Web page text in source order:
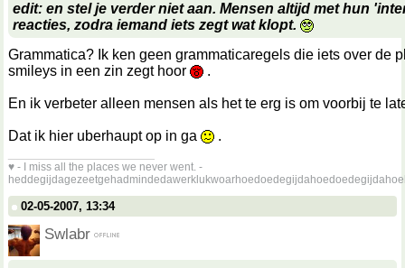
edit: en stel je verder niet aan. Mensen altijd met hun
reacties, zodra iemand iets zegt wat klopt.
Grammatica? Ik ken geen grammaticaregels die iets over de
smileys in een zin zegt hoor
.
En ik verbeter alleen mensen als het te erg is om voorbij te
Dat ik hier uberhaupt op in ga
.
♥ - I miss all the places we never went. -
02-05-2007, 13:34
Swlabr